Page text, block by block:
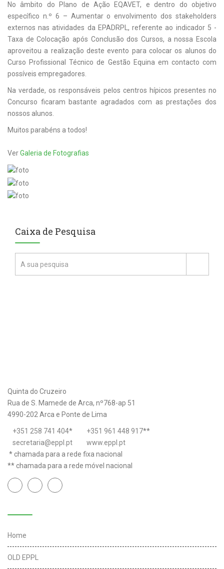
No âmbito do Plano de Ação EQAVET, e dentro do objetivo
específico n.º 6 – Aumentar o envolvimento dos stakeholders
externos nas atividades da EPADRPL, referente ao indicador 5 -
Taxa de Colocação após Conclusão dos Cursos, a nossa Escola
aproveitou a realização deste evento para colocar os alunos do
Curso Profissional Técnico de Gestão Equina em contacto com
possíveis empregadores.
Na verdade, os responsáveis pelos centros hípicos presentes no
Concurso ficaram bastante agradados com as prestações dos
nossos alunos.
Muitos parabéns a todos!
VerGaleria de Fotografias
Caixa de Pesquisa
Quinta do Cruzeiro
Rua de S. Mamede de Arca, nº768-ap 51
4990-202 Arca e Ponte de Lima
+351 258 741 404* +351 961 448 917**
secretaria@eppl.pt
www.eppl.pt
* chamada para a rede fixa nacional
** chamada para a rede móvel nacional
Home
OLD EPPL